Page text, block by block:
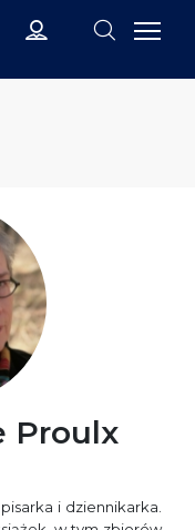
Proulx
i dziennikarka.